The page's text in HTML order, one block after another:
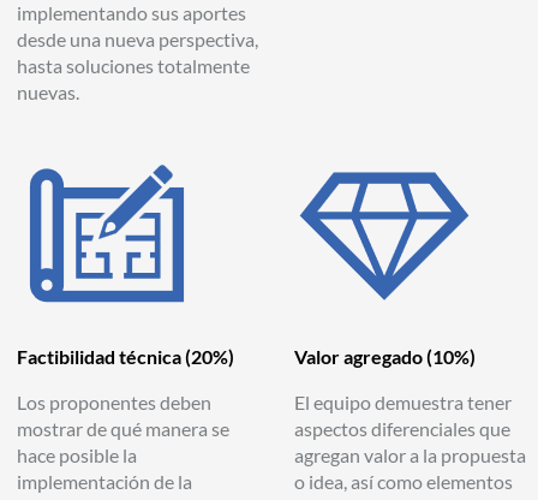
implementando sus aportes
desde una nueva perspectiva,
hasta soluciones totalmente
nuevas.
Factibilidad técnica(20%)
Los proponentes deben
mostrar de qué manera se
hace posible la
implementación de la
Valor agregado(10%)
El equipo demuestra tener
aspectos diferenciales que
agregan valor a la propuesta
o idea, así como elementos